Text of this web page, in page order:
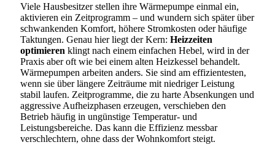
Viele Hausbesitzer stellen ihre Wärmepumpe einmal ein,
aktivieren ein Zeitprogramm – und wundern sich später über
schwankenden Komfort, höhere Stromkosten oder häufige
Taktungen. Genau hier liegt der Kern: Heizzeiten
optimieren klingt nach einem einfachen Hebel, wird in der
Praxis aber oft wie bei einem alten Heizkessel behandelt.
Wärmepumpen arbeiten anders. Sie sind am effizientesten,
wenn sie über längere Zeiträume mit niedriger Leistung
stabil laufen. Zeitprogramme, die zu harte Absenkungen und
aggressive Aufheizphasen erzeugen, verschieben den
Betrieb häufig in ungünstige Temperatur- und
Leistungsbereiche. Das kann die Effizienz messbar
verschlechtern, ohne dass der Wohnkomfort steigt.